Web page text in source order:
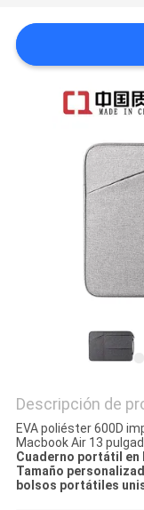
Descripción de
EVA poliéster 600D
Macbook Air 13
Cuaderno portátil en
Tamaño
bolsos portátiles